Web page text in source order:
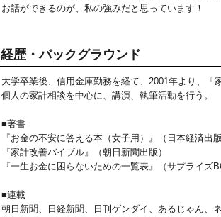
お話ができるのが、私の強みだと思っています！
経歴・バックグラウンド
大学卒業後、信用金庫勤務を経て、2001年より、「
個人の家計相談を中心に、講演、執筆活動を行う。
■著書
『お金の不安に答える本（女子用）』（日本経済出版
『家計改善バイブル』（朝日新聞出版）
『一生お金に困らないための一覧表』（サプライ
■連載
朝日新聞、日経新聞、日刊ゲンダイ、あるじゃん